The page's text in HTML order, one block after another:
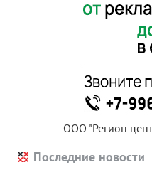
ООО "Регион
Последние новости